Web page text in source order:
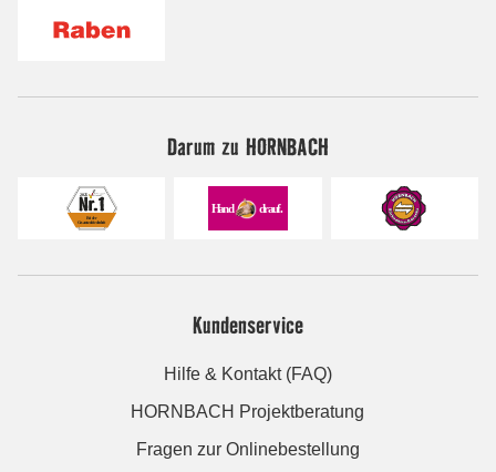
Darum zu HORNBACH
Kundenservice
Hilfe & Kontakt (FAQ)
HORNBACH Projektberatung
Fragen zur Onlinebestellung